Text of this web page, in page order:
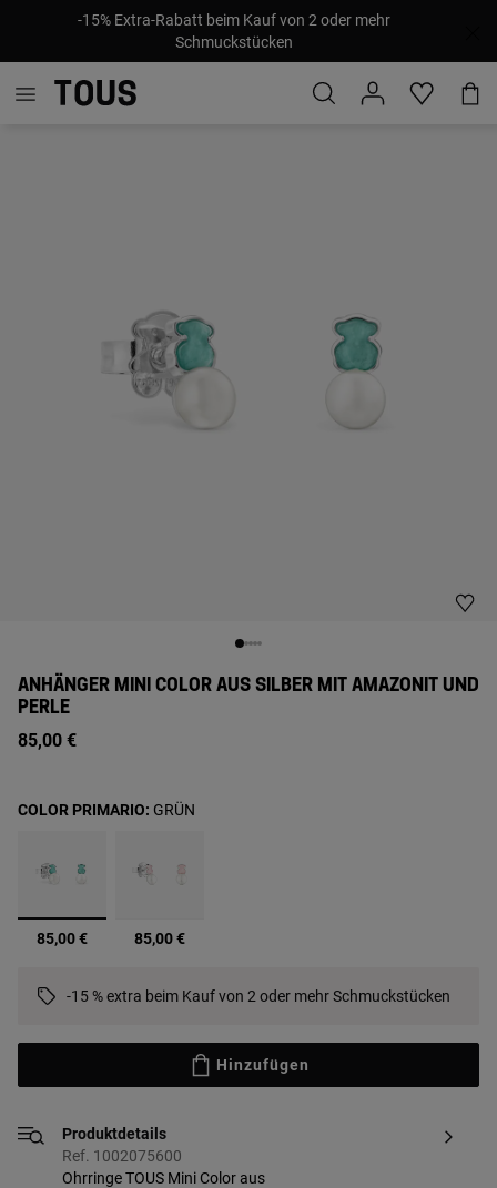
-15% Extra-Rabatt beim Kauf von 2 oder mehr
Schmuckstücken
ANHÄNGER MINI COLOR AUS SILBER MIT AMAZONIT UND
PERLE
85,00 €
Ausgewählt
85,00 € 85,00 €
COLOR PRIMARIO: GRÜN
-15 % extra beim Kauf von 2 oder mehr Schmuckstücken
Hinzufügen
Produktdetails
Ref. 1002075600
Ohrringe TOUS Mini Color aus